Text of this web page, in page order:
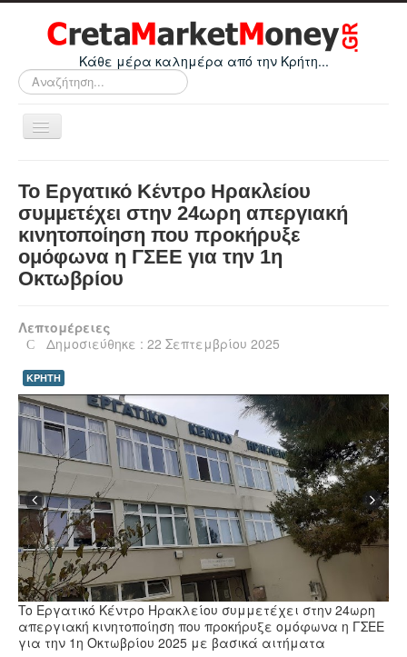
Κάθε μέρα καλημέρα από την Κρήτη...
Αναζήτηση...
Εναλλαγή
πλοήγησης
Οικονομικά
Κρήτη
Ελλάδα
Ε.Ε.
Κόσμος
Τεχνολογία
Υγεία
Πολιτισμός
Αθλητικά
Βίντεο
Συνταγές
To Εργατικό Κέντρο Ηρακλείου
συμμετέχει στην 24ωρη απεργιακή
κινητοποίηση που προκήρυξε
ομόφωνα η ΓΣΕΕ για την 1η
Οκτωβρίου
Λεπτομέρειες
Δημοσιεύθηκε : 22 Σεπτεμβρίου 2025
ΚΡΗΤΗ
To Εργατικό Κέντρο Ηρακλείου συμμετέχει στην 24ωρη
απεργιακή κινητοποίηση που προκήρυξε ομόφωνα η ΓΣΕΕ
για την 1η Οκτωβρίου 2025 με βασικά αιτήματα